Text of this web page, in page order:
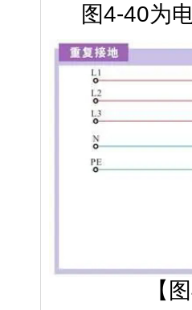
图4-40为
【